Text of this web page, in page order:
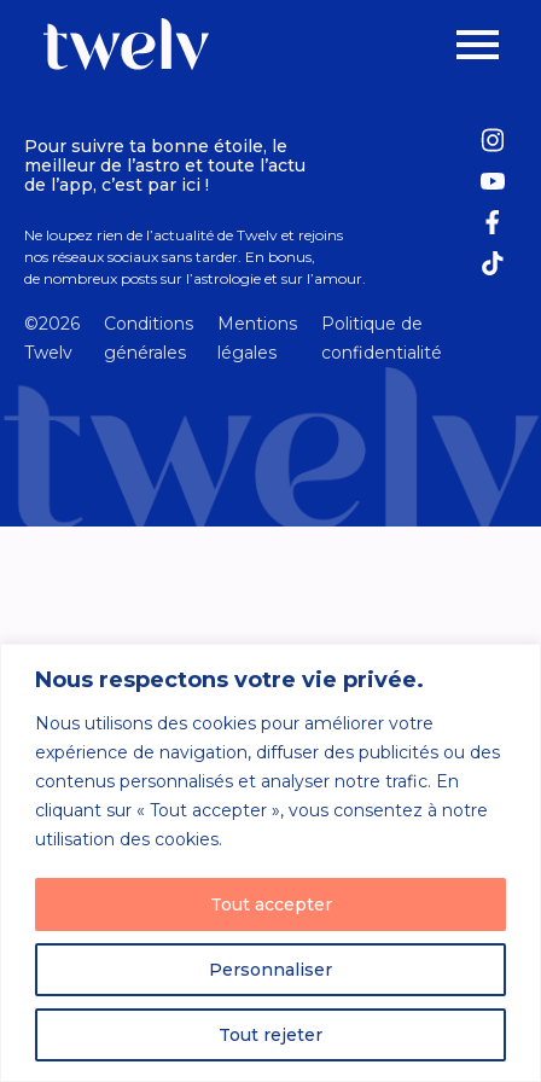
Nous respectons votre vie privée.
Nous utilisons des cookies pour améliorer votre
expérience de navigation, diffuser des publicités ou des
contenus personnalisés et analyser notre trafic. En
cliquant sur « Tout accepter », vous consentez à notre
utilisation des cookies.
Personnaliser
Tout rejeter
Tout accepter
Pour suivre ta bonne étoile, le
meilleur de l’astro et toute l’actu
de l’app, c’est par ici !
Ne loupez rien de l’actualité de Twelv et rejoins
nos réseaux sociaux sans tarder. En bonus,
de nombreux posts sur l’astrologie et sur l’amour.
©2026
Twelv
Conditions
générales
Mentions
légales
Politique de
confidentialité